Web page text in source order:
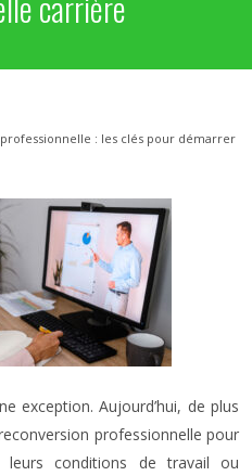
: les clés pour démarrer
exception. Aujourd’hui, de plus
professionnelle pour
leurs conditions de travail ou